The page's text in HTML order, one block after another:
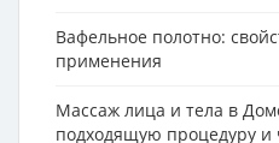
Вафельное полотно:
применения
Массаж лица и тела в
подходящую процедуру и